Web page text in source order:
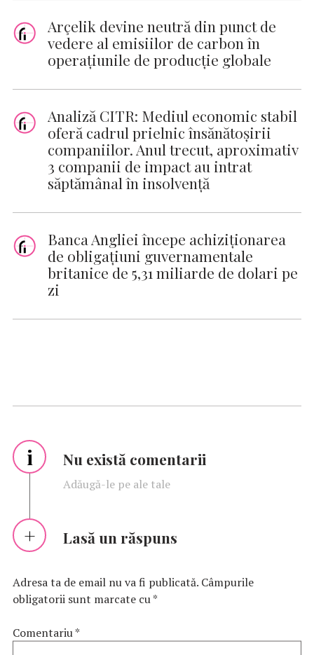
Arçelik devine neutră din punct de
vedere al emisiilor de carbon în
operațiunile de producție globale
Analiză CITR: Mediul economic stabil
oferă cadrul prielnic însănătoșirii
companiilor. Anul trecut, aproximativ
3 companii de impact au intrat
săptămânal în insolvență
Banca Angliei începe achiziţionarea
de obligaţiuni guvernamentale
britanice de 5,31 miliarde de dolari pe
zi
i Nu există comentarii
Adăugă-le pe ale tale
Lasă un răspuns
Adresa ta de email nu va fi publicată. Câmpurile
obligatorii sunt marcate cu*
Comentariu*